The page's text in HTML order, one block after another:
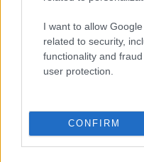
I want to allow
related to security,
functionality and
user protection.
CONFIRM